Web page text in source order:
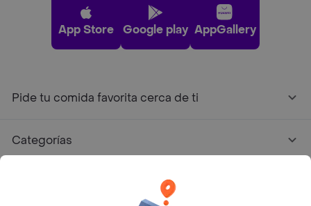
App Store Google play AppGallery
Pide tu comida favorita cerca de ti
Categorías